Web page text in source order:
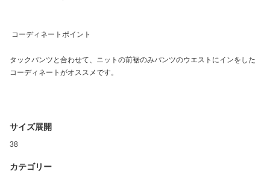
コーディネートポイント
タックパンツと合わせて、ニットの前裾のみパンツのウエストにインをした
コーディネートがオススメです。
サイズ展開
38
カテゴリー